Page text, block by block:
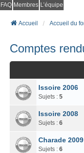
FAQ Membres L’équipe
Accueil Accueil du
Comptes
Issoire 2006
Sujets : 5
Issoire 2008
Sujets : 6
Charade 2009
Sujets : 6